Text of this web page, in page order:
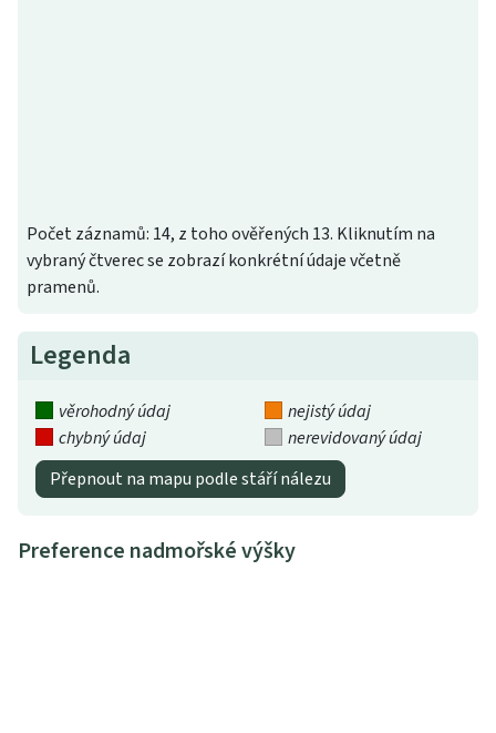
Počet záznamů: 14, z toho ověřených 13. Kliknutím na
vybraný čtverec se zobrazí konkrétní údaje včetně
pramenů.
Legenda
věrohodný údaj
nejistý údaj
chybný údaj
nerevidovaný údaj
Přepnout na mapu podle stáří nálezu
Preference nadmořské výšky